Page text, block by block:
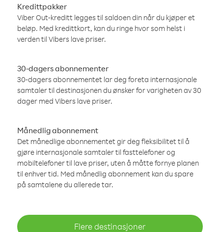
Kredittpakker
Viber Out-kreditt legges til saldoen din når du kjøper et
beløp. Med kredittkort, kan du ringe hvor som helst i
verden til Vibers lave priser.
30-dagers abonnementer
30-dagers abonnementet lar deg foreta internasjonale
samtaler til destinasjonen du ønsker for varigheten av 30
dager med Vibers lave priser.
Månedlig abonnement
Det månedlige abonnementet gir deg fleksibilitet til å
gjøre internasjonale samtaler til fasttelefoner og
mobiltelefoner til lave priser, uten å måtte fornye planen
til enhver tid. Med månedlig abonnement kan du spare
på samtalene du allerede tar.
Flere destinasjoner